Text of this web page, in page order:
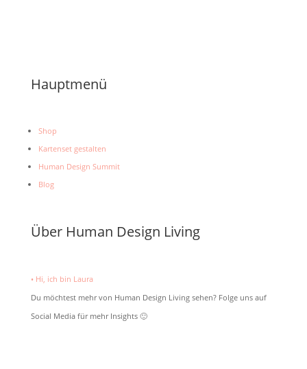
Hauptmenü
Shop
Kartenset gestalten
Human Design Summit
Blog
Über Human Design Living
• Hi, ich bin Laura
Du möchtest mehr von Human Design Living sehen? Folge uns auf
Social Media für mehr Insights 🙂